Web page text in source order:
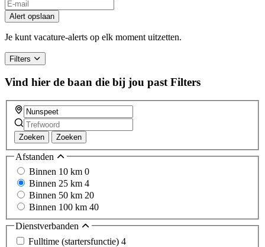
Alert opslaan
Je kunt vacature-alerts op elk moment uitzetten.
Filters
Vind hier de baan die bij jou past Filters
Zoeken Zoeken
Afstanden
Binnen 10 km 0
Binnen 25 km 4
Binnen 50 km 20
Binnen 100 km 40
Dienstverbanden
Fulltime (startersfunctie) 4